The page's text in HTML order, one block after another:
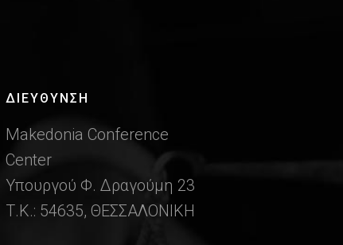
ΔΙΕΎΘΥΝΣΗ
Makedonia Conference
Center
Υπουργού Φ. Δραγούμη 23
Τ.Κ.: 54635, ΘΕΣΣΑΛΟΝΙΚΗ